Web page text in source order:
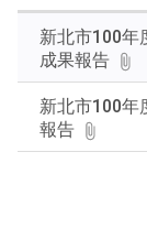
Enter
查
新北市100年
成果報告
新北市100年
報告